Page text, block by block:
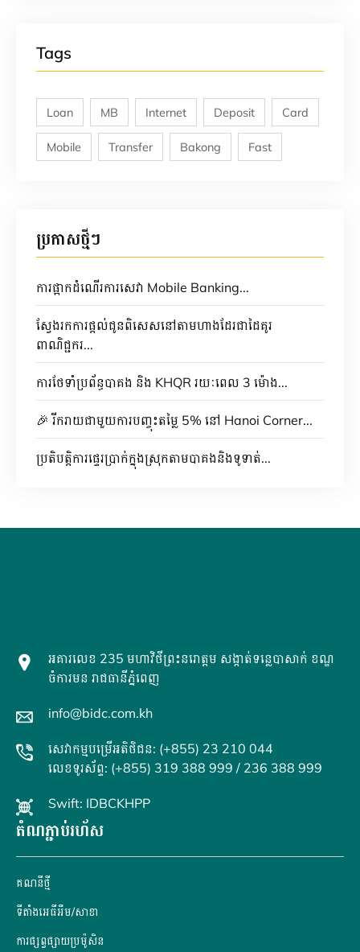
Tags
Loan MB Internet Deposit Card
Mobile Transfer Bakong Fast
ប្រកាសថ្មីៗ
ការផ្អាកដំណើរការសេវា Mobile Banking...
ស្វែងរកការផ្តល់ជូនពិសេសនៅតាមហាងដែរជាដៃគូរ
ពាណិជ្ជករ...
ការថែទាំប្រព័ន្ធបាគង និង KHQR រយៈពេល 3 ម៉ោង...
🎉 រីករាយជាមួយការបញ្ចុះតម្លៃ 5% នៅ Hanoi Corner...
ប្រតិបត្តិការផ្ទេរប្រាក់ក្នុងស្រុកតាមបាគងនិងទូទាត់...
អគារលេខ 235 មហាវិថីព្រះនរោត្តម សង្កាត់ទន្លេបាសាក់ ខណ្ឌ
ចំការមន រាជធានីភ្នំពេញ
info@bidc.com.kh
សេវាកម្មបម្រើអតិថិជន: (+855) 23 210 044
លេខទូរស័ព្ទ: (+855) 319 388 999 / 236 388 999
Swift: IDBCKHPP
តំណភ្ជាប់រហ័ស
គណនី​ថ្មី
ទីតាំងអេធីអឹម/សាខា
ការផ្សព្វផ្សាយប្រម៉ូសិន